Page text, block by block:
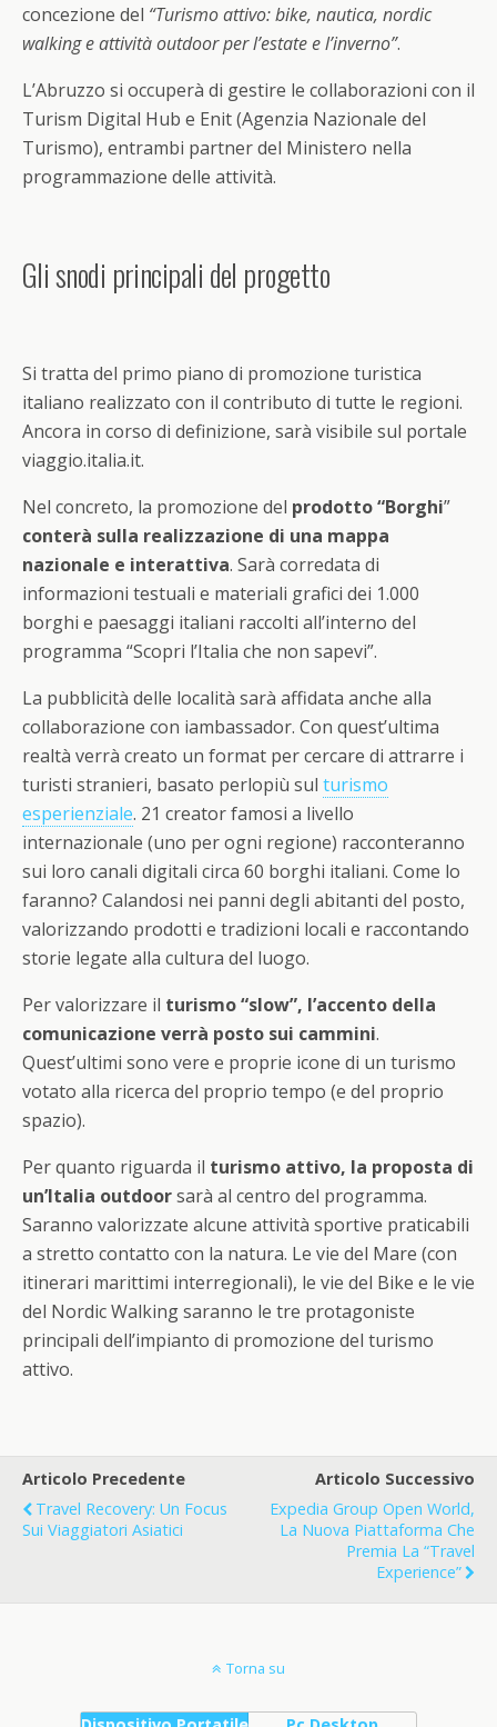
concezione del “Turismo attivo: bike, nautica, nordic
walking e attività outdoor per l’estate e l’inverno”.
L’Abruzzo si occuperà di gestire le collaborazioni con il
Turism Digital Hub e Enit (Agenzia Nazionale del
Turismo), entrambi partner del Ministero nella
programmazione delle attività.
Gli snodi principali del progetto
Si tratta del primo piano di promozione turistica
italiano realizzato con il contributo di tutte le regioni.
Ancora in corso di definizione, sarà visibile sul portale
viaggio.italia.it.
Nel concreto, la promozione del prodotto “Borghi”
conterà sulla realizzazione di una mappa
nazionale e interattiva. Sarà corredata di
informazioni testuali e materiali grafici dei 1.000
borghi e paesaggi italiani raccolti all’interno del
programma “Scopri l’Italia che non sapevi”.
La pubblicità delle località sarà affidata anche alla
collaborazione con iambassador. Con quest’ultima
realtà verrà creato un format per cercare di attrarre i
turisti stranieri, basato perlopiù sul turismo
esperienziale. 21 creator famosi a livello
internazionale (uno per ogni regione) racconteranno
sui loro canali digitali circa 60 borghi italiani. Come lo
faranno? Calandosi nei panni degli abitanti del posto,
valorizzando prodotti e tradizioni locali e raccontando
storie legate alla cultura del luogo.
Per valorizzare il turismo “slow”, l’accento della
comunicazione verrà posto sui cammini.
Quest’ultimi sono vere e proprie icone di un turismo
votato alla ricerca del proprio tempo (e del proprio
spazio).
Per quanto riguarda il turismo attivo, la proposta di
un’Italia outdoorsarà al centro del programma.
Saranno valorizzate alcune attività sportive praticabili
a stretto contatto con la natura. Le vie del Mare (con
itinerari marittimi interregionali), le vie del Bike e le vie
del Nordic Walking saranno le tre protagoniste
principali dell’impianto di promozione del turismo
attivo.
Articolo Precedente
Travel Recovery: Un Focus
Sui Viaggiatori Asiatici
Articolo Successivo
Expedia Group Open World,
La Nuova Piattaforma Che
Premia La “travel
Experience”
Torna su